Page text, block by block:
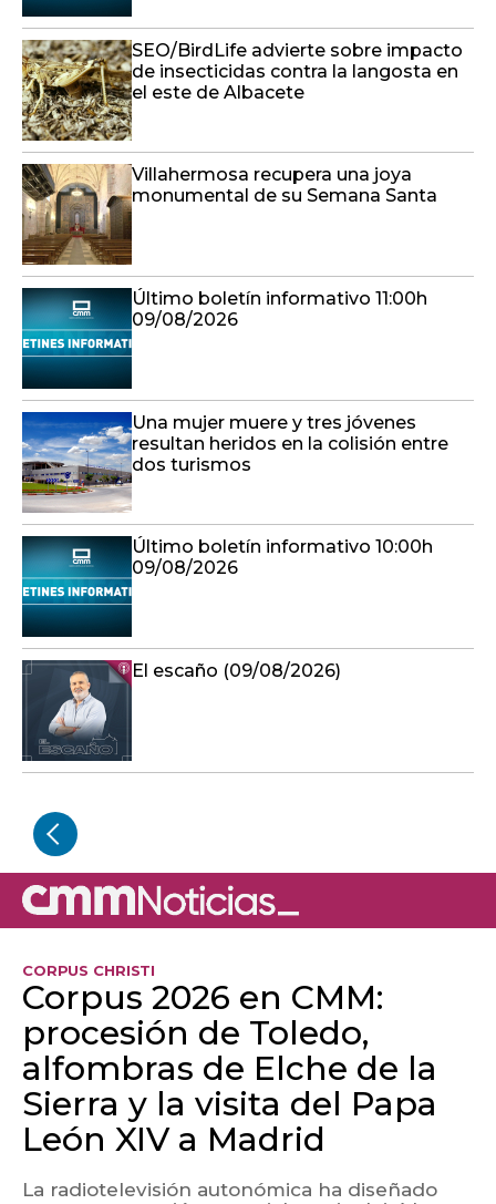
SEO/BirdLife advierte sobre impacto
de insecticidas contra la langosta en
el este de Albacete
Villahermosa recupera una joya
monumental de su Semana Santa
Último boletín informativo 11:00h
09/08/2026
Una mujer muere y tres jóvenes
resultan heridos en la colisión entre
dos turismos
Último boletín informativo 10:00h
09/08/2026
El escaño (09/08/2026)
CORPUS CHRISTI
Corpus 2026 en CMM:
procesión de Toledo,
alfombras de Elche de la
Sierra y la visita del Papa
León XIV a Madrid
La radiotelevisión autonómica ha diseñado